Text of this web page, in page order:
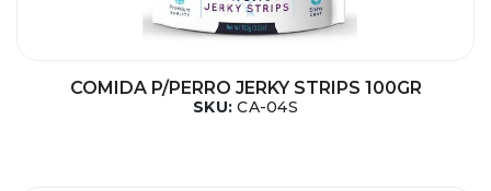
COMIDA P/PERRO JERKY STRIPS 100GR
SKU:CA-04S